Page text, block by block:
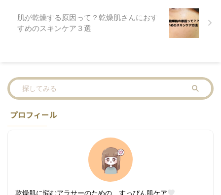
肌が乾燥する原因って？乾燥肌さんにおす
すめのスキンケア３選
プロフィール
乾燥肌に悩むアラサーのための、すっぴん肌ケア